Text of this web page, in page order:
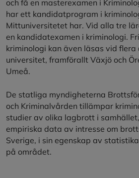
och få en masterexamen i
har ett kandidatprogram i
Mittuniversitetet har. Vid alla tre
en kandidatexamen i kriminologi.
kriminologi kan även läsas vid flera
universitet, framförallt Växjö och
Umeå.
De statliga myndigheterna
och Kriminalvården tillämpar
studier av olika lagbrott i
empiriska data av intresse om
Sverige, i sin egenskap av
på området.